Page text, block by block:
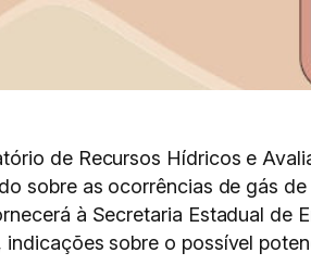
de Recursos Hídricos e
sobre as ocorrências de gás
à Secretaria Estadual
indicações sobre o possível